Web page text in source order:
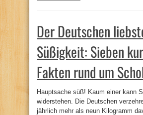
Der Deutschen
Süßigkeit: Sieben
Fakten rund um
Hauptsache süß! Kaum einer kann
widerstehen. Die Deutschen
jährlich mehr als neun Kilogramm